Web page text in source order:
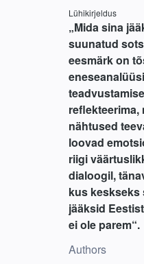
Lühikirjeldus
„Mida sina
suunatud
eesmärk on
nähtused
loovad
riigi
dialoogil,
kus keskseks
jääksid
ei ole parem“.
Authors